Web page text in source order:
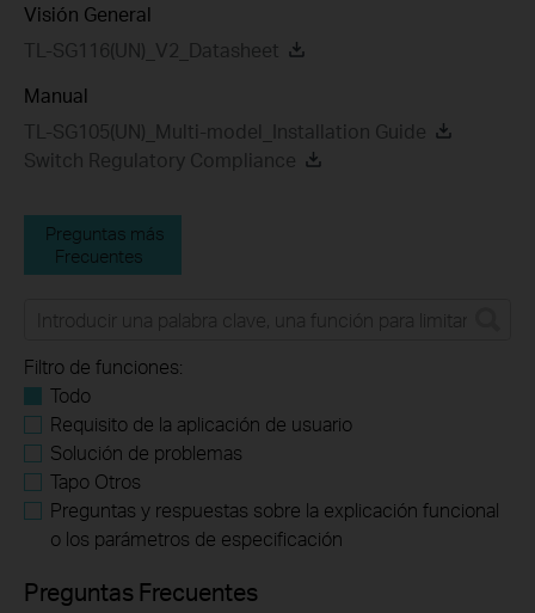
Visión General
TL-SG116(UN)_V2_Datasheet
Manual
TL-SG105(UN)_Multi-model_Installation Guide
Switch Regulatory Compliance
Preguntas más
Frecuentes
Filtro de funciones:
Todo
Requisito de la aplicación de usuario
Solución de problemas
Tapo Otros
Preguntas y respuestas sobre la explicación funcional
o los parámetros de especificación
Preguntas Frecuentes